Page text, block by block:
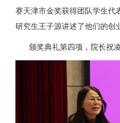
赛天津市金奖获得团队学生代
研究生王子源讲述了他们的创
颁奖典礼第四项，院长祝